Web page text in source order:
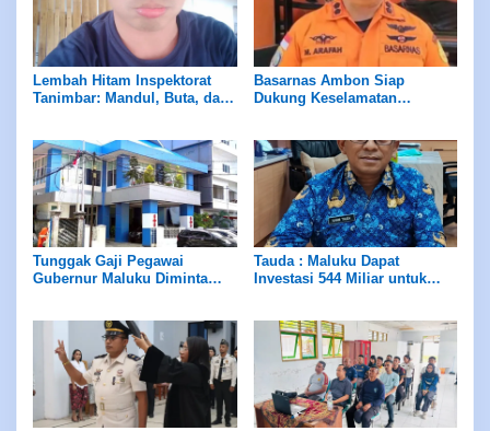
Lembah Hitam Inspektorat
Tanimbar: Mandul, Buta, dan
Basarnas Ambon Siap
Dukung Keselamatan
Penunjang
Tunggak Gaji Pegawai
Gubernur Maluku Diminta
Tauda : Maluku Dapat
Investasi 544 Miliar untuk